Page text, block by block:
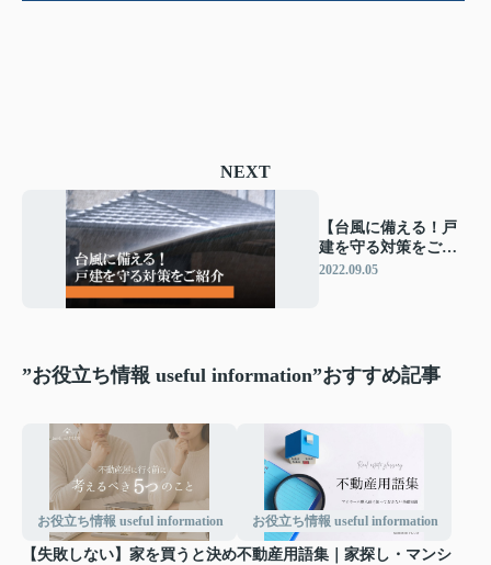
NEXT
【台風に備える！戸
建を守る対策をご紹
介】自分でできる事
2022.09.05
”お役立ち情報 useful information”おすすめ記事
お役立ち情報 useful information
【失敗しない】家を買うと決め
お役立ち情報 useful information
不動産用語集｜家探し・マンシ